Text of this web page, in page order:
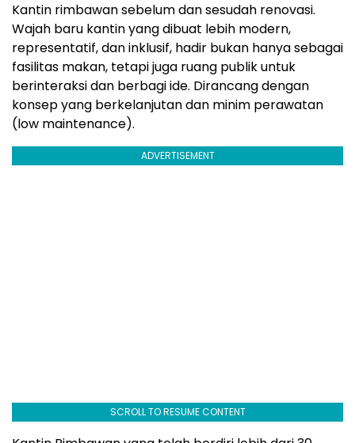
Kantin rimbawan sebelum dan sesudah renovasi.
Wajah baru kantin yang dibuat lebih modern,
representatif, dan inklusif, hadir bukan hanya sebagai
fasilitas makan, tetapi juga ruang publik untuk
berinteraksi dan berbagi ide. Dirancang dengan
konsep yang berkelanjutan dan minim perawatan
(low maintenance).
ADVERTISEMENT
SCROLL TO RESUME CONTENT